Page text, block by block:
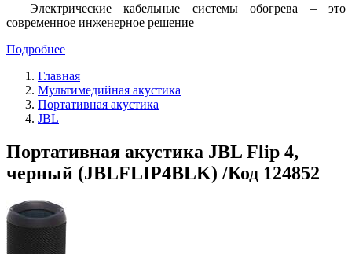
Электрические кабельные системы обогрева – это
современное инженерное решение
Подробнее
Главная
Мультимедийная акустика
Портативная акустика
JBL
Портативная акустика JBL Flip 4,
черный (JBLFLIP4BLK) /Код 124852